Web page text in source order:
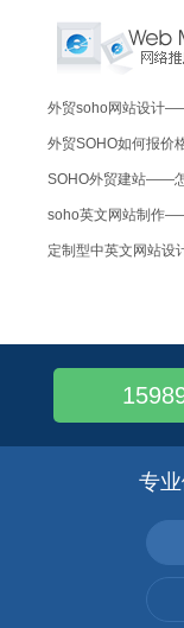
外贸soho网站设计
外贸SOHO如何报价
SOHO外贸建站——
soho英文网站制作
定制型中英文网站设
外贸soho建站——如
外贸企业网站如何
外贸soho独立站官
专业